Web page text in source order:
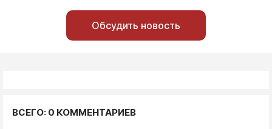
Обсудить новость
ВСЕГО: 0 КОММЕНТАРИЕВ